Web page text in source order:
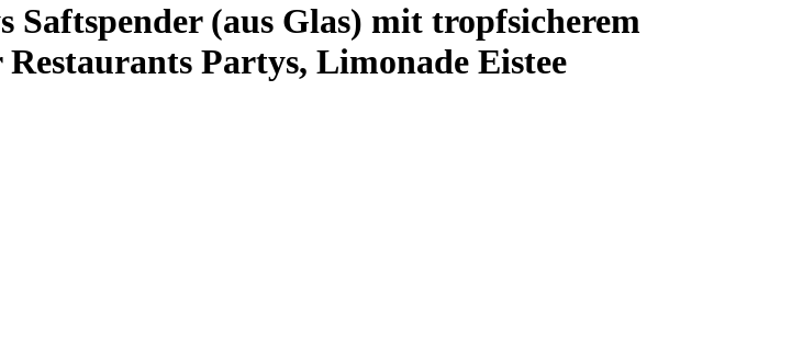
(aus Glas) mit tropfsicherem
Partys, Limonade Eistee